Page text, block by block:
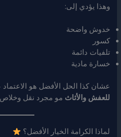
وهذا يؤدي إلى:
خدوش واضحة
كسور
تلفيات دائمة
خسارة مادية
عشان كذا الحل الأفضل هو
للعفش والأثاث مو مجرد نقل
لماذا الكرامة الخيار الأفضل؟